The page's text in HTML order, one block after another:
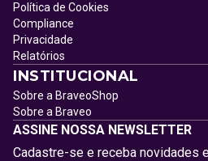
Política de Cookies
Compliance
Privacidade
Relatórios
INSTITUCIONAL
Sobre a BraveoShop
Sobre a Braveo
ASSINE NOSSA NEWSLETTER
Cadastre-se e receba novidades